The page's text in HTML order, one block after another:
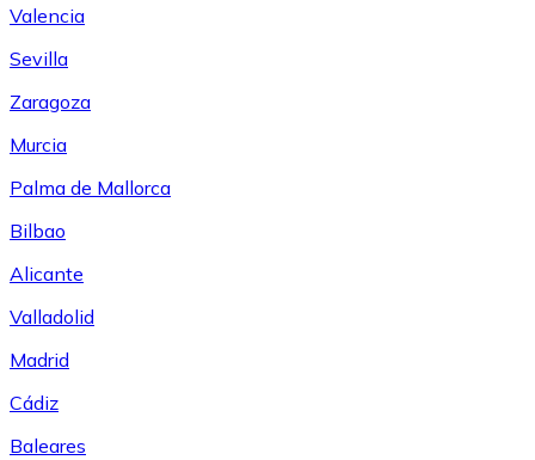
Valencia
Sevilla
Zaragoza
Murcia
Palma de Mallorca
Bilbao
Alicante
Valladolid
Madrid
Cádiz
Baleares